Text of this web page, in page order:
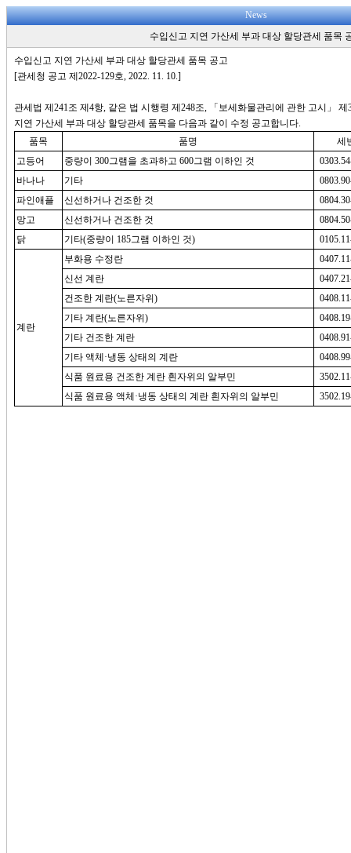
News
수입신고 지연 가산세 부과 대상 할당관세 품목
수입신고 지연 가산세 부과 대상 할당관세 품목 공고
[관세청 공고 제2022-129호, 2022. 11. 10.]
관세법 제241조 제4항, 같은 법 시행령 제248조, 「보세화물관리에 관한 고시」
지연 가산세 부과 대상 할당관세 품목을 다음과 같이 수정 공고합니다.
품목
품명
세
고등어
중량이 300그램을 초과하고 600그램 이하인 것
바나나
기타
파인애플
신선하거나 건조한 것
망고
신선하거나 건조한 것
닭
기타(중량이 185그램 이하인 것)
계란
부화용 수정란
신선 계란
건조한 계란(노른자위)
기타 계란(노른자위)
기타 건조한 계란
기타 액체·냉동 상태의 계란
식품 원료용 건조한 계란 흰자위의 알부민
식품 원료용 액체·냉동 상태의 계란 흰자위의 알부민